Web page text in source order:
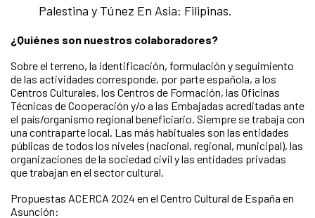
Palestina y Túnez En Asia: Filipinas.
¿Quiénes son nuestros colaboradores?
Sobre el terreno, la identificación, formulación y seguimiento
de las actividades corresponde, por parte española, a los
Centros Culturales, los Centros de Formación, las Oficinas
Técnicas de Cooperación y/o a las Embajadas acreditadas ante
el país/organismo regional beneficiario. Siempre se trabaja con
una contraparte local. Las más habituales son las entidades
públicas de todos los niveles (nacional, regional, municipal), las
organizaciones de la sociedad civil y las entidades privadas
que trabajan en el sector cultural.
Propuestas ACERCA 2024 en el Centro Cultural de España en
Asunción: